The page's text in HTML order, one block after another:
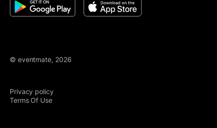
© eventmate, 2026
Privacy policy
Terms Of Use